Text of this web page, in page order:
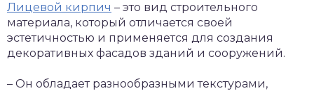
Лицевой кирпич – это вид строительного
материала, который отличается своей
эстетичностью и применяется для создания
декоративных фасадов зданий и сооружений.
– Он обладает разнообразными текстурами,